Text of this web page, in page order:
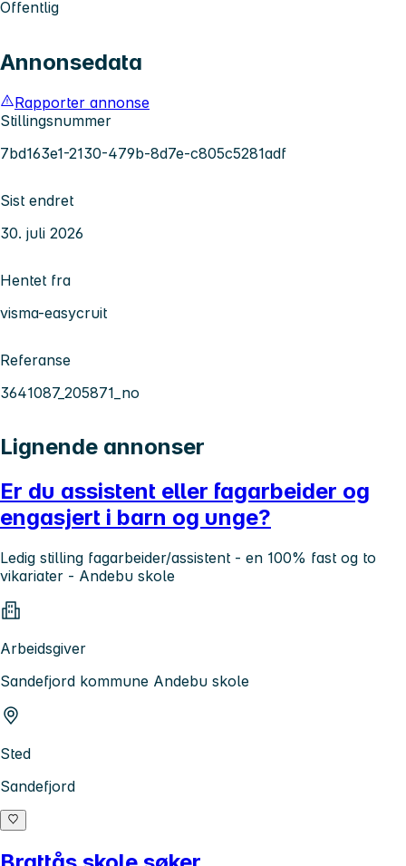
Offentlig
Annonsedata
Rapporter annonse
Stillingsnummer
7bd163e1-2130-479b-8d7e-c805c5281adf
Sist endret
30. juli 2026
Hentet fra
visma-easycruit
Referanse
3641087_205871_no
Lignende annonser
Er du assistent eller fagarbeider og
engasjert i barn og unge?
Ledig stilling fagarbeider/assistent - en 100% fast og to
vikariater - Andebu skole
Arbeidsgiver
Sandefjord kommune Andebu skole
Sted
Sandefjord